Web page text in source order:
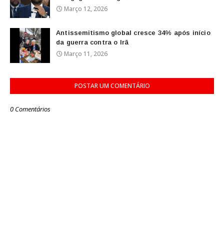
Março 12, 2026
Antissemitismo global cresce 34% após início
da guerra contra o Irã
Março 11, 2026
POSTAR UM COMENTÁRIO
0 Comentários